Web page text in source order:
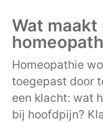
Wat
Homeopathie
toegepast door
een klacht: wat
bij hoofdpijn?